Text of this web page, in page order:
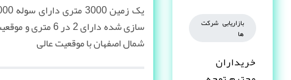
بازاریابی شرکت
ها
خریداران
شمال اصفهان با موقعیت عالی